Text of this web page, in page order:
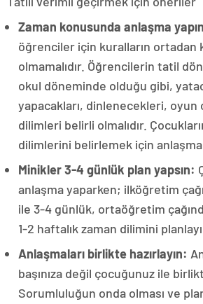
Zaman konusunda anlaşma
öğrenciler için kuralların ortadan
olmamalıdır. Öğrencilerin tatil
okul döneminde olduğu gibi,
yapacakları, dinlenecekleri, oyun
dilimleri belirli olmalıdır.
dilimlerini belirlemek için
Minikler 3-4 günlük plan yapsın:
anlaşma yaparken; ilköğretim
ile 3-4 günlük, ortaöğretim
1-2 haftalık zaman dilimini
Anlaşmaları birlikte hazırlayın:
başınıza değil çocuğunuz ile
Sorumluluğun onda olması ve